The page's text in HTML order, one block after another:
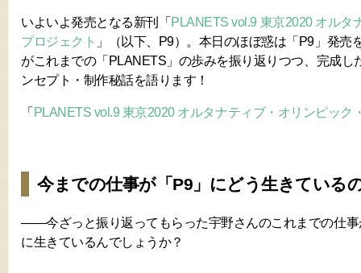
いよいよ発売となる新刊「 PLANETS vol.9 東京2020 オルタ
プロジェクト 」（以下、P9）。本日のほぼ惑は「P9」発売
がこれまでの「PLANETS」の歩みを振り返りつつ、完成し
ンセプト・制作秘話を語ります！
「 PLANETS vol.9 東京2020 オルタナティブ・オリンピック
今までの仕事が「P9」にどう生きている
――今ざっと振り返ってもらった宇野さんのこれまでの仕事
に生きているんでしょうか？